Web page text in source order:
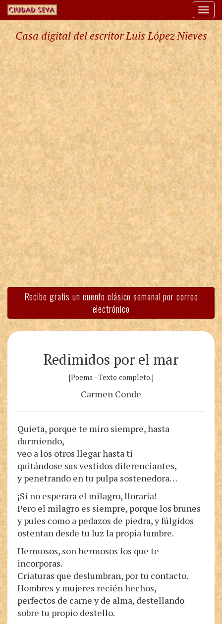
Casa digital del escritor Luis López Nieves
Recibe gratis un cuento clásico semanal por correo
electrónico
Redimidos por el mar
[Poema - Texto completo.]
Carmen Conde
Quieta, porque te miro siempre, hasta
durmiendo,
veo a los otros llegar hasta ti
quitándose sus vestidos diferenciantes,
y penetrando en tu pulpa sostenedora…
¡Si no esperara el milagro, lloraría!
Pero el milagro es siempre, porque los bruñes
y pules como a pedazos de piedra, y fúlgidos
ostentan desde tu luz la propia lumbre.
Hermosos, son hermosos los que te
incorporas.
Criaturas que deslumbran, por tu contacto.
Hombres y mujeres recién hechos,
perfectos de carne y de alma, destellando
sobre tu propio destello.